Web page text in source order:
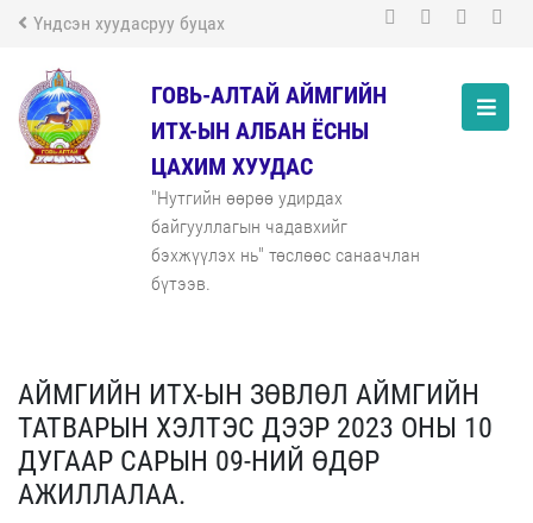
Үндсэн хуудасруу буцах
ГОВЬ-АЛТАЙ АЙМГИЙН
ИТХ-ЫН АЛБАН ЁСНЫ
ЦАХИМ ХУУДАС
"Нутгийн өөрөө удирдах
байгууллагын чадавхийг
бэхжүүлэх нь" төслөөс санаачлан
бүтээв.
АЙМГИЙН ИТХ-ЫН ЗӨВЛӨЛ АЙМГИЙН
ТАТВАРЫН ХЭЛТЭС ДЭЭР 2023 ОНЫ 10
ДУГААР САРЫН 09-НИЙ ӨДӨР
АЖИЛЛАЛАА.